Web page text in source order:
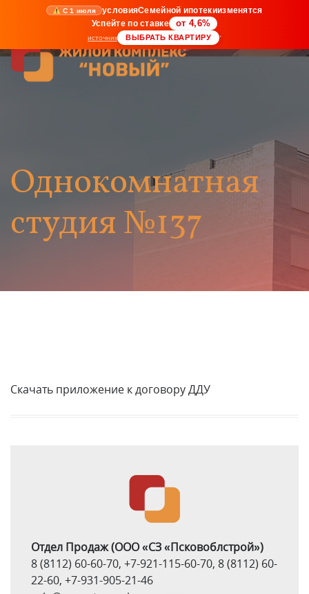
С 1 июля условияСемейной ипотекиизменятся
Успейте по ставке
от 4,6%
источник ВЫБРАТЬ КВАРТИРУ *
Однокомнатная
студия №137
Скачать приложение к договору ДДУ
Отдел Продаж(ООО «СЗ «Псковоблстрой»)
8 (8112) 60-60-70, +7-921-115-60-70, 8 (8112) 60-
22-60, +7-931-905-21-46